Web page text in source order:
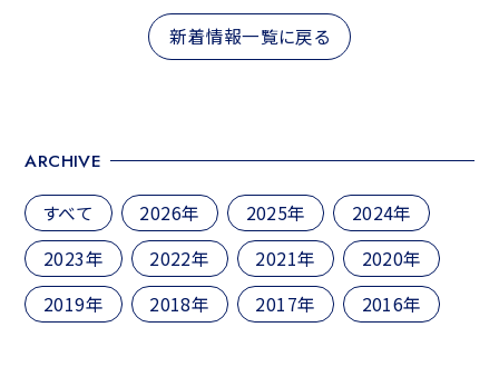
ョ
ン
新着情報一覧に戻る
ARCHIVE
すべて 2026年 2025年
2024年
2023年
2022年 2021年
2020年
2019年
2018年 2017年 2016年